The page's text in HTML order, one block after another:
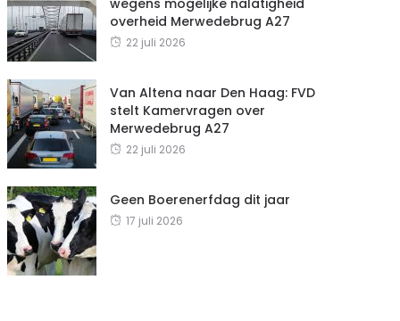
overheid Merwedebrug A27
22 juli 2026
Van Altena naar Den Haag: FVD
stelt Kamervragen over
Merwedebrug A27
22 juli 2026
Geen Boerenerfdag dit jaar
17 juli 2026